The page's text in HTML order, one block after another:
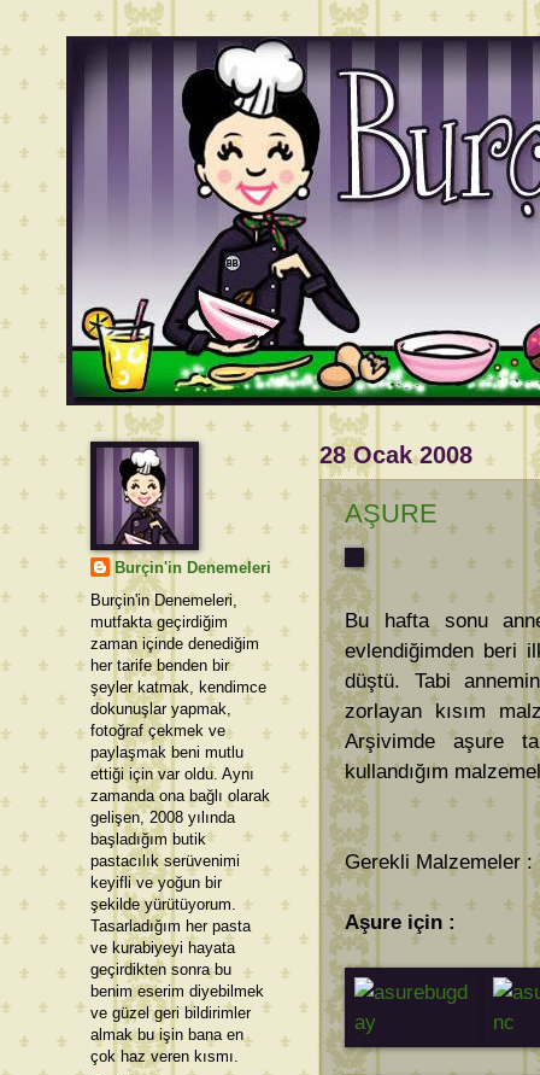
28 Ocak 2008
AŞURE
Bu hafta sonu
evlendiğimden beri
düştü. Tabi
zorlayan kısım
Arşivimde aşure
kullandığım
Gerekli Malzemeler :
Aşure için :
Burçin'in Denemeleri
Burçin'in Denemeleri,
mutfakta geçirdiğim
zaman içinde denediğim
her tarife benden bir
şeyler katmak, kendimce
dokunuşlar yapmak,
fotoğraf çekmek ve
paylaşmak beni mutlu
ettiği için var oldu. Aynı
zamanda ona bağlı olarak
gelişen, 2008 yılında
başladığım butik
pastacılık serüvenimi
keyifli ve yoğun bir
şekilde yürütüyorum.
Tasarladığım her pasta
ve kurabiyeyi hayata
geçirdikten sonra bu
benim eserim diyebilmek
ve güzel geri bildirimler
almak bu işin bana en
çok haz veren kısmı.